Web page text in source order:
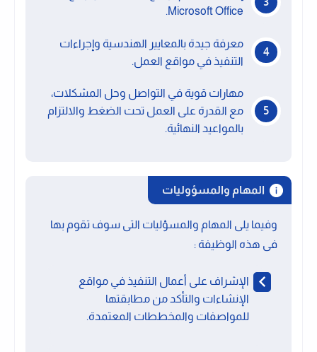
Microsoft Office.
معرفة جيدة بالمعايير الهندسية وإجراءات
التنفيذ في مواقع العمل.
مهارات قوية في التواصل وحل المشكلات،
مع القدرة على العمل تحت الضغط والالتزام
بالمواعيد النهائية.
المهام والمسؤوليات
وفيما يلى المهام والمسؤليات التى سوف تقوم بها
فى هذه الوظيفة :
الإشراف على أعمال التنفيذ في مواقع
الإنشاءات والتأكد من مطابقتها
للمواصفات والمخططات المعتمدة.